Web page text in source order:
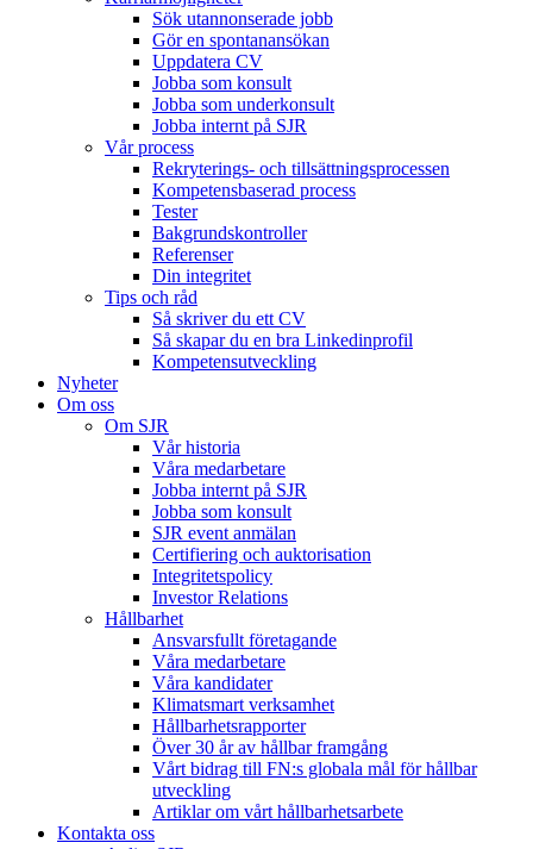
Sök utannonserade jobb
Gör en spontanansökan
Uppdatera CV
Jobba som konsult
Jobba som underkonsult
Jobba internt på SJR
Vår process
Rekryterings- och tillsättningsprocessen
Kompetensbaserad process
Tester
Bakgrundskontroller
Referenser
Din integritet
Tips och råd
Så skriver du ett CV
Så skapar du en bra Linkedinprofil
Kompetensutveckling
Nyheter
Om oss
Om SJR
Vår historia
Våra medarbetare
Jobba internt på SJR
Jobba som konsult
SJR event anmälan
Certifiering och auktorisation
Integritetspolicy
Investor Relations
Hållbarhet
Ansvarsfullt företagande
Våra medarbetare
Våra kandidater
Klimatsmart verksamhet
Hållbarhetsrapporter
Över 30 år av hållbar framgång
Vårt bidrag till FN:s globala mål för hållbar
utveckling
Artiklar om vårt hållbarhetsarbete
Kontakta oss